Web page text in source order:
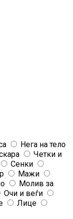
Нега на тело
Четки и
Сенки
Мажи
Молив за
Очи и веѓи
Лице